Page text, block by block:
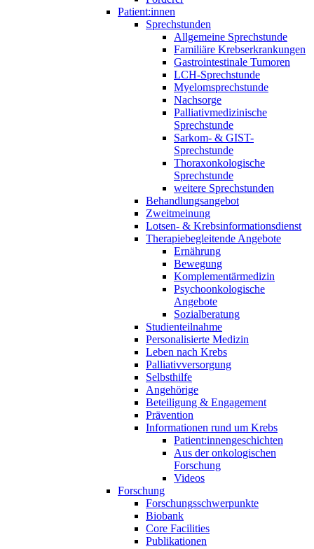
Patient:innen
Sprechstunden
Allgemeine Sprechstunde
Familiäre Krebserkrankungen
Gastrointestinale Tumoren
LCH-Sprechstunde
Myelomsprechstunde
Nachsorge
Palliativmedizinische
Sprechstunde
Sarkom- & GIST-
Sprechstunde
Thoraxonkologische
Sprechstunde
weitere Sprechstunden
Behandlungsangebot
Zweitmeinung
Lotsen- & Krebsinformationsdienst
Therapiebegleitende Angebote
Ernährung
Bewegung
Komplementärmedizin
Psychoonkologische
Angebote
Sozialberatung
Studienteilnahme
Personalisierte Medizin
Leben nach Krebs
Palliativversorgung
Selbsthilfe
Angehörige
Beteiligung & Engagement
Prävention
Informationen rund um Krebs
Patient:innengeschichten
Aus der onkologischen
Forschung
Videos
Forschung
Forschungsschwerpunkte
Biobank
Core Facilities
Publikationen